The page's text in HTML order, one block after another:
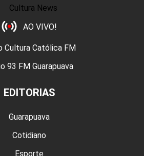
AO VIVO!
Cultura Católica FM
93 FM Guarapuava
EDITORIAS
Guarapuava
Cotidiano
Esporte